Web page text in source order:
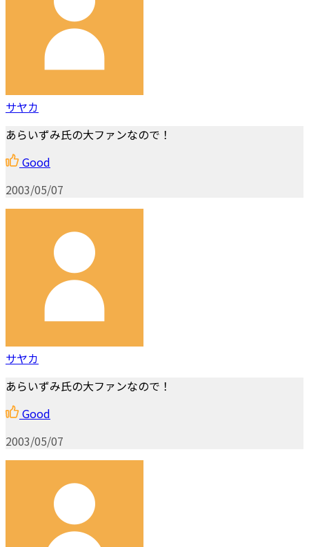
サヤカ
あらいずみ氏の大ファンなので！
Good
2003/05/07
サヤカ
あらいずみ氏の大ファンなので！
Good
2003/05/07